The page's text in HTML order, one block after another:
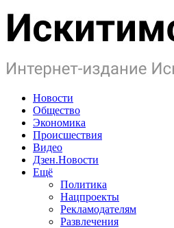
Новости
Общество
Экономика
Происшествия
Видео
Дзен.Новости
Ещё
Политика
Нацпроекты
Рекламодателям
Развлечения